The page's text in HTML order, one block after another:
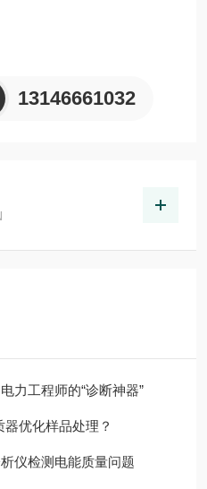
13146661032
力工程师的“诊断神器”
优化样品处理？
仪检测电能质量问题